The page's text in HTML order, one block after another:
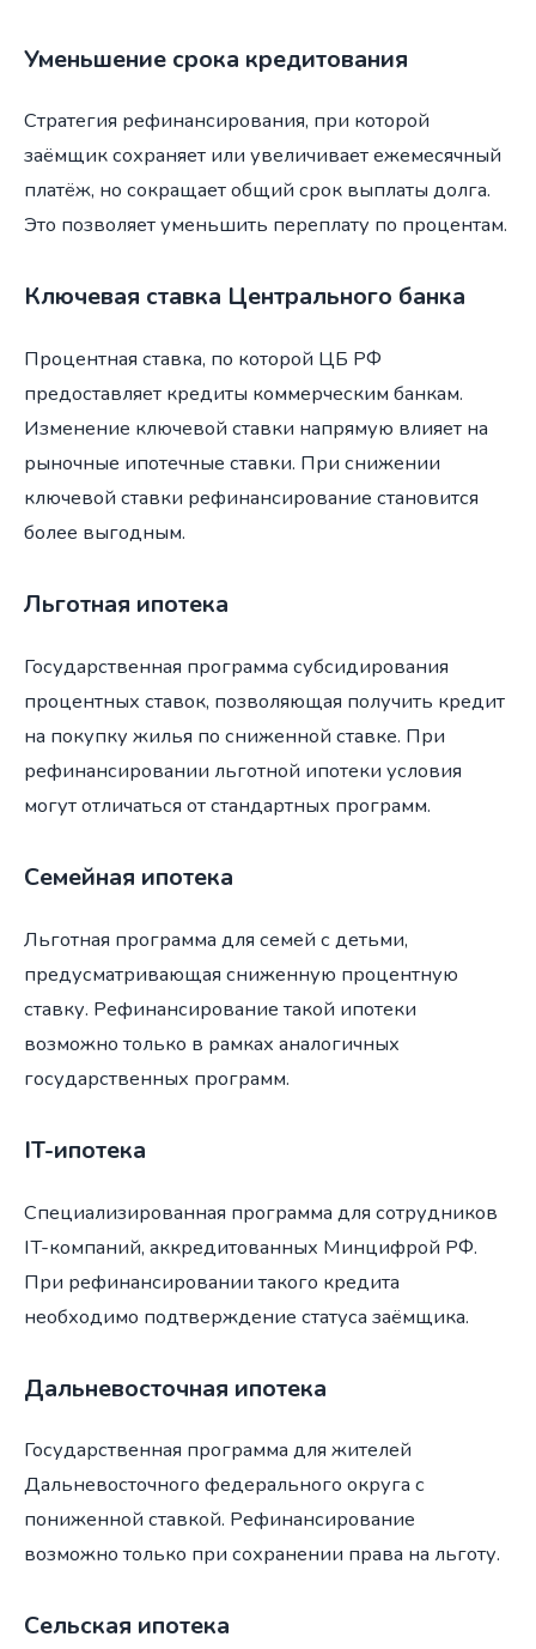
Уменьшение срока кредитования
Стратегия рефинансирования, при которой
заёмщик сохраняет или увеличивает ежемесячный
платёж, но сокращает общий срок выплаты долга.
Это позволяет уменьшить переплату по процентам.
Ключевая ставка Центрального банка
Процентная ставка, по которой ЦБ РФ
предоставляет кредиты коммерческим банкам.
Изменение ключевой ставки напрямую влияет на
рыночные ипотечные ставки. При снижении
ключевой ставки рефинансирование становится
более выгодным.
Льготная ипотека
Государственная программа субсидирования
процентных ставок, позволяющая получить кредит
на покупку жилья по сниженной ставке. При
рефинансировании льготной ипотеки условия
могут отличаться от стандартных программ.
Семейная ипотека
Льготная программа для семей с детьми,
предусматривающая сниженную процентную
ставку. Рефинансирование такой ипотеки
возможно только в рамках аналогичных
государственных программ.
IT-ипотека
Специализированная программа для сотрудников
IT-компаний, аккредитованных Минцифрой РФ.
При рефинансировании такого кредита
необходимо подтверждение статуса заёмщика.
Дальневосточная ипотека
Государственная программа для жителей
Дальневосточного федерального округа с
пониженной ставкой. Рефинансирование
возможно только при сохранении права на льготу.
Сельская ипотека